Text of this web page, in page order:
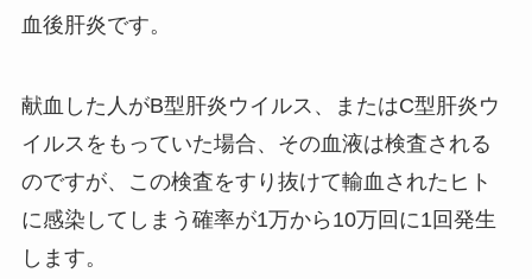
血後肝炎です。
献血した人がB型肝炎ウイルス、またはC型肝炎ウ
イルスをもっていた場合、その血液は検査される
のですが、この検査をすり抜けて輸血されたヒト
に感染してしまう確率が1万から10万回に1回発生
します。